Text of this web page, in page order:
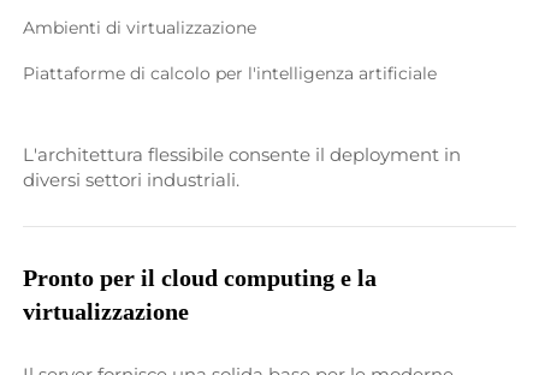
Ambienti di virtualizzazione
Piattaforme di calcolo per l'intelligenza artificiale
L'architettura flessibile consente il deployment in
diversi settori industriali.
Pronto per il cloud computing e la
virtualizzazione